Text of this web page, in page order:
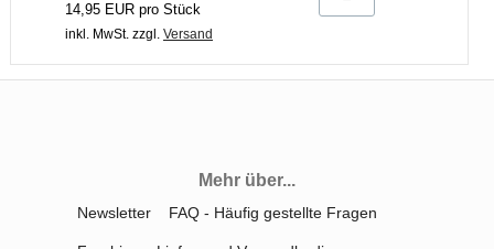
14,95 EUR pro Stück
inkl. MwSt. zzgl. Versand
Mehr über...
Newsletter FAQ - Häufig gestellte Fragen